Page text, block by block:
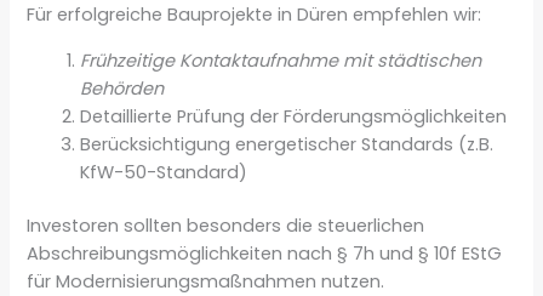
Für erfolgreiche Bauprojekte in Düren empfehlen wir:
Frühzeitige Kontaktaufnahme mit städtischen
Behörden
Detaillierte Prüfung der Förderungsmöglichkeiten
Berücksichtigung energetischer Standards (z.B.
KfW-50-Standard)
Investoren sollten besonders die steuerlichen
Abschreibungsmöglichkeiten nach § 7h und § 10f EStG
für Modernisierungsmaßnahmen nutzen.